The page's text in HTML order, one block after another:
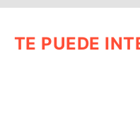
TE PUEDE